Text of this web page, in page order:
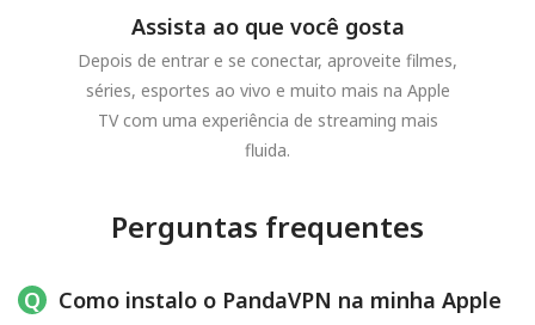
Assista ao que você gosta
Depois de entrar e se conectar, aproveite filmes,
séries, esportes ao vivo e muito mais na Apple
TV com uma experiência de streaming mais
fluida.
Perguntas frequentes
Como instalo o PandaVPN na minha Apple